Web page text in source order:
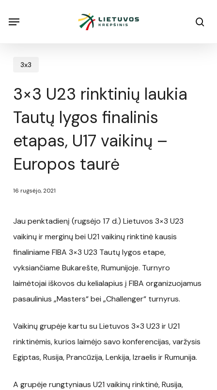
Menu
3x3
3×3 U23 rinktinių laukia
Tautų lygos finalinis
etapas, U17 vaikinų –
Europos taurė
16 rugsėjo, 2021
Jau penktadienį (rugsėjo 17 d.) Lietuvos 3×3 U23
vaikinų ir merginų bei U21 vaikinų rinktinė kausis
finaliniame FIBA 3×3 U23 Tautų lygos etape,
vyksiančiame Bukarešte, Rumunijoje. Turnyro
laimėtojai iškovos du kelialapius į FIBA organizuojamus
pasaulinius „Masters“ bei „Challenger“ turnyrus.
Vaikinų grupėje kartu su Lietuvos 3×3 U23 ir U21
rinktinėmis, kurios laimėjo savo konferencijas, varžysis
Egiptas, Rusija, Prancūzija, Lenkija, Izraelis ir Rumunija.
A grupėje rungtyniaus U21 vaikinų rinktinė, Rusija,